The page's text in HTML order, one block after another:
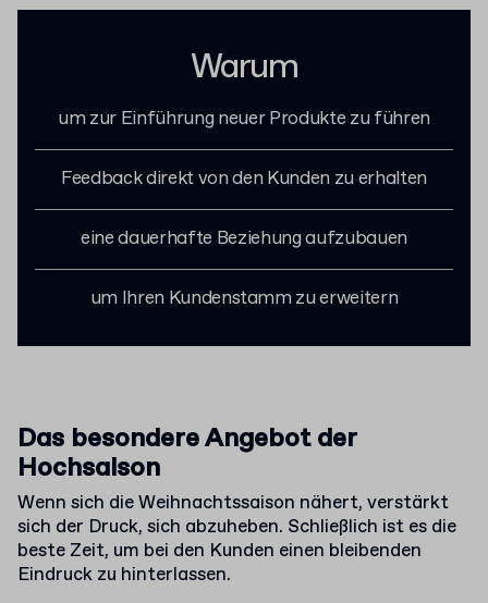
Warum
um zur Einführung neuer Produkte zu führen
Feedback direkt von den Kunden zu erhalten
eine dauerhafte Beziehung aufzubauen
um Ihren Kundenstamm zu erweitern
Das besondere Angebot der
Hochsaison
Wenn sich die Weihnachtssaison nähert, verstärkt
sich der Druck, sich abzuheben. Schließlich ist es die
beste Zeit, um bei den Kunden einen bleibenden
Eindruck zu hinterlassen.